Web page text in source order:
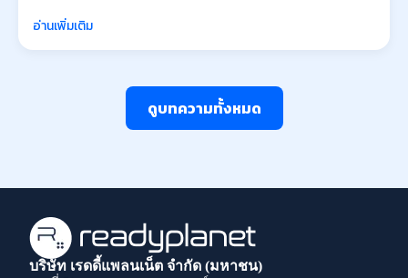
อ่านเพิ่มเติม
ดูบทความทั้งหมด
บริษัท เรดดี้แพลนเน็ต จำกัด (มหาชน)